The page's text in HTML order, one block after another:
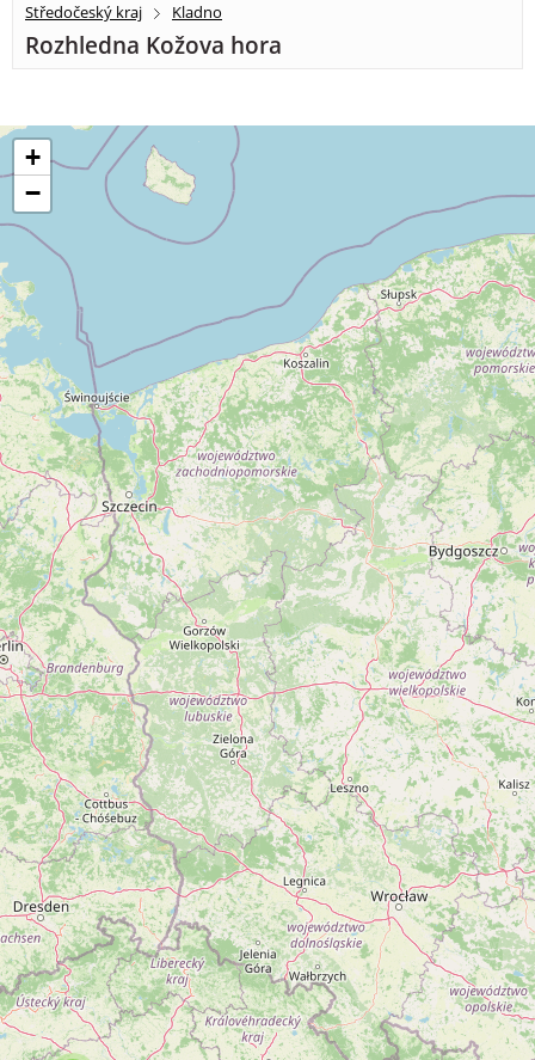
Středočeský kraj Kladno
Rozhledna Kožova hora
+
−